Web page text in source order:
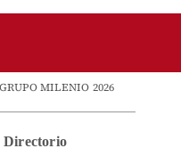
MILENIO 2026
Directorio